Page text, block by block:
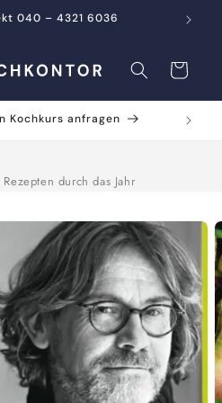
040 – 4321 6036
Warenkorb
Kochkurs anfragen
durch das Jahr